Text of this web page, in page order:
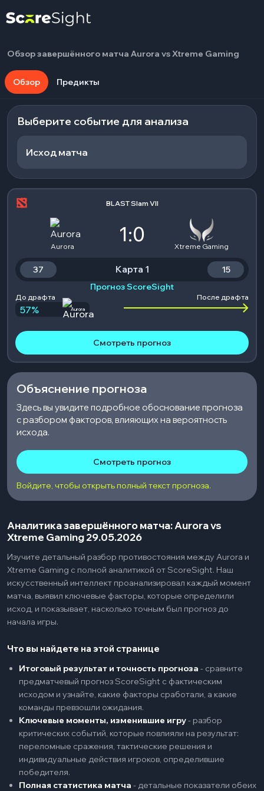
Обзор завершённого матча Aurora vs Xtreme Gaming
Обзор Предикты
Выберите событие для анализа
Исход матча
BLAST Slam VII
Aurora
1:0
Xtreme Gaming
37 Карта 1
15
Прогноз ScoreSight
До драфта После драфта
57% Aurora
Смотреть прогноз
Объяснение прогноза
Здесь вы увидите подробное обоснование прогноза
с разбором факторов, влияющих на вероятность
исхода.
Смотреть прогноз
Войдите, чтобы открыть полный текст прогноза.
Аналитика завершённого матча: Aurora vs
Xtreme Gaming 29.05.2026
Изучите детальный разбор противостояния между Aurora и
Xtreme Gaming с полной аналитикой от ScoreSight. Наш
искусственный интеллект проанализировал каждый момент
матча, выявил ключевые факторы, которые определили
исход, и показывает, насколько точным был прогноз до
начала игры.
Что вы найдете на этой странице
Итоговый результат и точность прогноза - сравните
предматчевый прогноз ScoreSight с фактическим
исходом и узнайте, какие факторы сработали, а какие
команды превзошли ожидания.
Ключевые моменты, изменившие игру- разбор
критических событий, которые повлияли на результат:
переломные сражения, тактические решения и
индивидуальные действия игроков, определившие
победителя.
Полная статистика матча - детальные показатели обеих